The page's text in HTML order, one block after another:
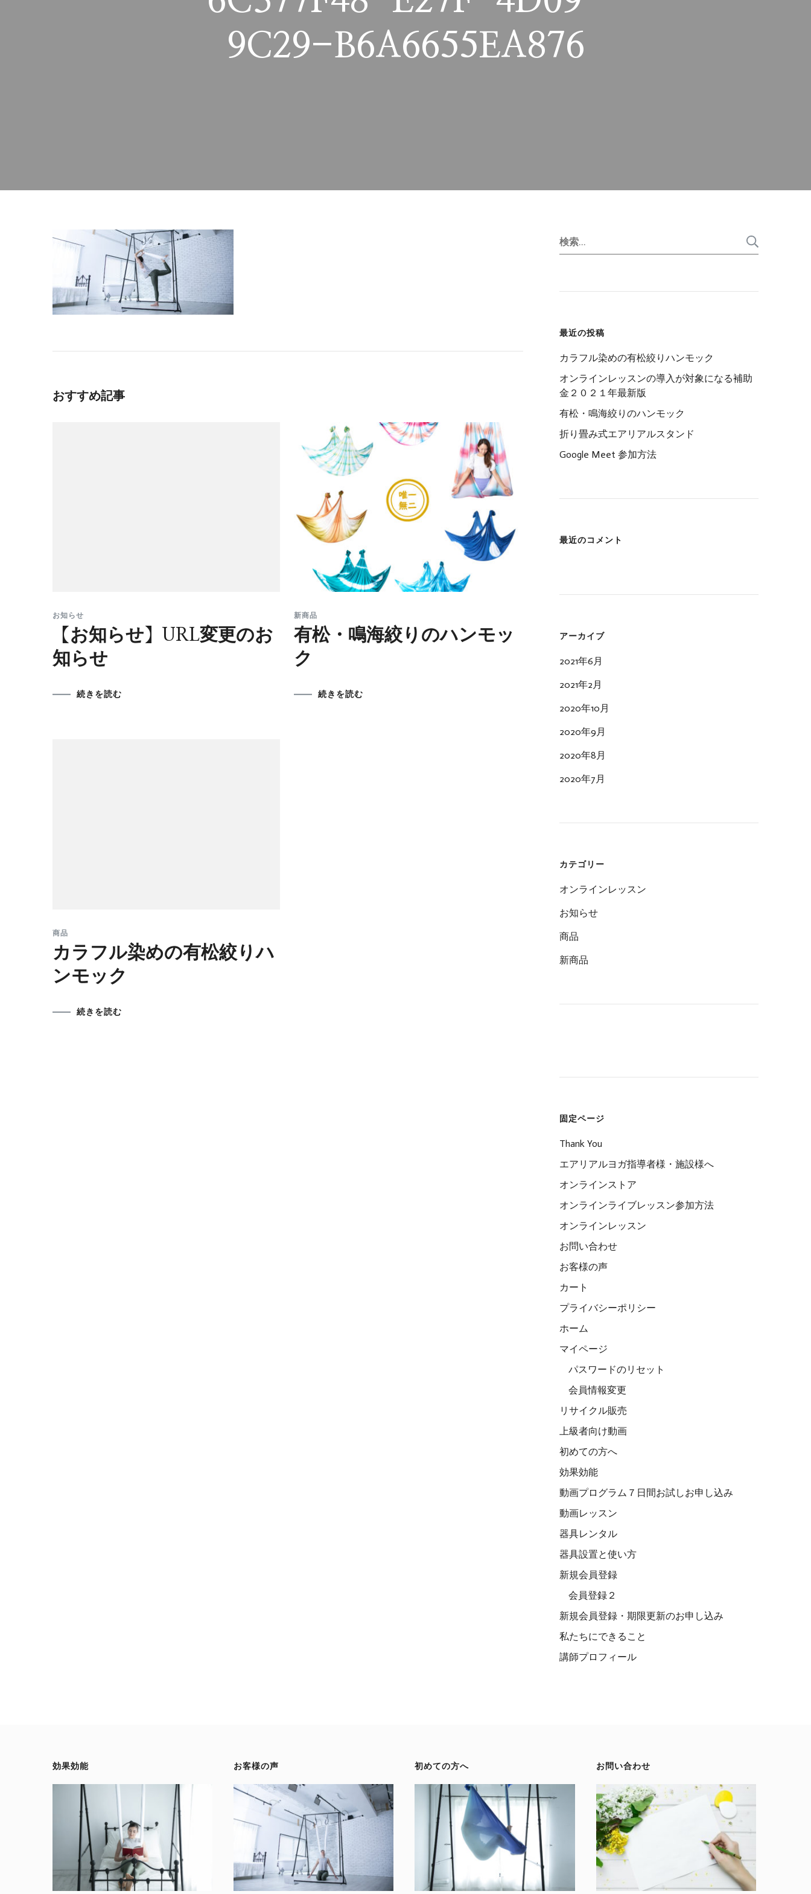
9C29-B6A6655EA876
おすすめ記事
お知らせ
【お知らせ】URL変更のお
知らせ
続きを読む
新商品
有松・鳴海絞りのハンモッ
ク
続きを読む
商品
カラフル染めの有松絞りハ
ンモック
続きを読む
検
索:
最近の投稿
カラフル染めの有松絞りハンモック
オンラインレッスンの導入が対象になる補助
金２０２１年最新版
有松・鳴海絞りのハンモック
折り畳み式エアリアルスタンド
Google Meet 参加方法
最近のコメント
アーカイブ
2021年6月
2021年2月
2020年10月
2020年9月
2020年8月
2020年7月
カテゴリー
オンラインレッスン
お知らせ
商品
新商品
固定ページ
Thank You
エアリアルヨガ指導者様・施設様へ
オンラインストア
オンラインライブレッスン参加方法
オンラインレッスン
お問い合わせ
お客様の声
カート
プライバシーポリシー
ホーム
マイページ
パスワードのリセット
会員情報変更
リサイクル販売
上級者向け動画
初めての方へ
効果効能
動画プログラム７日間お試しお申し込み
動画レッスン
器具レンタル
器具設置と使い方
新規会員登録
会員登録２
新規会員登録・期限更新のお申し込み
私たちにできること
講師プロフィール
効果効能 お客様の声 初めての方へ お問い合わせ